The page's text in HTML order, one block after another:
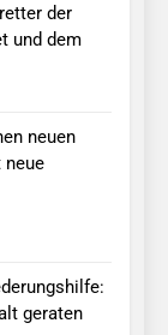
der
und dem
neuen
neue
geraten